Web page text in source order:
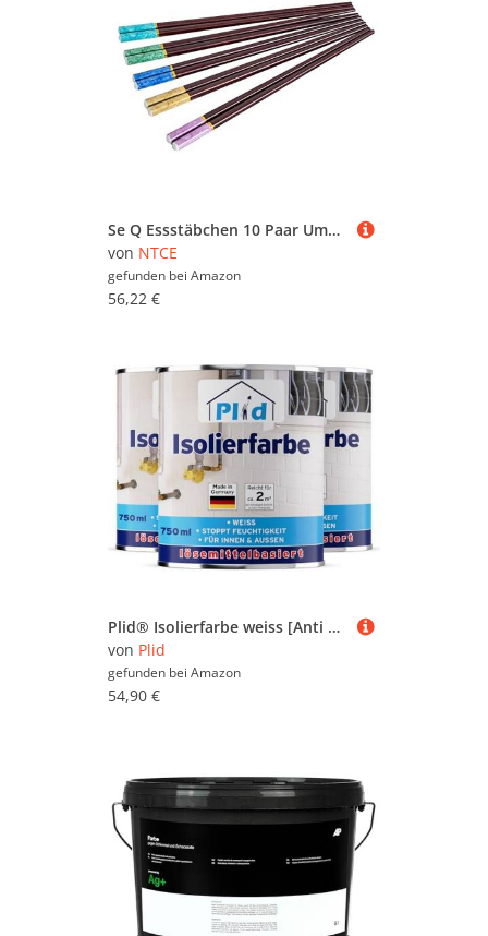
Se Q Essstäbchen 10 Paar Umweltfreundliche Wiederverwendbare Hochwertige Essstäbchen rutschfest Anti Schimmel (24cm) Essstäbchen aus Massivholz Farbe
von NTCE
gefunden bei Amazon
56,22 €
Plid® Isolierfarbe weiss [Anti Schimmel] - Sperrgrund - Nikotinsperre - isoliert Wasser-, Ruß-, & Nikotinflecken dauerhaft - verhindert Salzausblühungen - Anti Schimmel Farbe weiß 2,25L
von Plid
gefunden bei Amazon
54,90 €